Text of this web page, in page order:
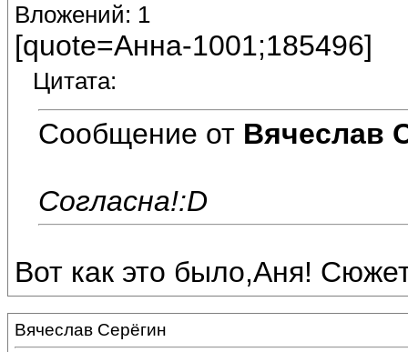
Вложений: 1
[quote=Анна-1001;185496]
Цитата:
Сообщение от Вячеслав
Согласна!:D
Вот как это было,Аня!
Вячеслав Серёгин